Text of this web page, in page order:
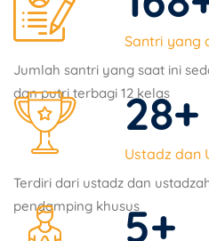
Santri yang
Jumlah santri yang saat ini
dan putri terbagi 12 kelas
Ustadz dan
28+
Terdiri dari ustadz dan
pendamping khusus
5+